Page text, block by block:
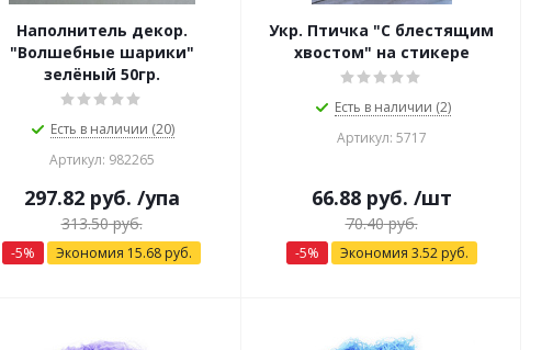
Наполнитель декор.
"Волшебные шарики"
зелёный 50гр.
Есть в наличии (20)
Артикул: 982265
297.82руб. /упа
313.50руб.
-5% Экономия 15.68 руб.
Укр. Птичка "С блестящим
хвостом" на стикере
Есть в наличии (2)
Артикул: 5717
66.88руб. /шт
70.40руб.
-5% Экономия 3.52руб.